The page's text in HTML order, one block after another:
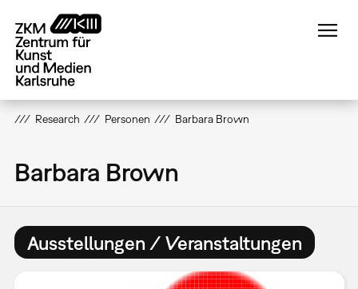
zum
Inhalt
Research Personen Barbara Brown
Barbara Brown
Ausstellungen / Veranstaltungen